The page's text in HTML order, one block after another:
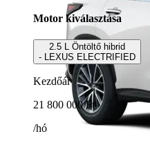
Motor kiválasztása
2.5 L Öntöltő hibrid
- LEXUS ELECTRIFIED
Kezdőár
21 800 000 Ft
/hó